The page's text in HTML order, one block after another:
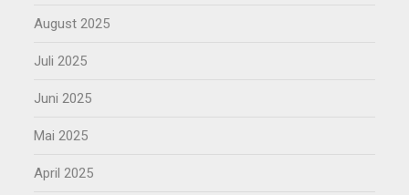
August 2025
Juli 2025
Juni 2025
Mai 2025
April 2025